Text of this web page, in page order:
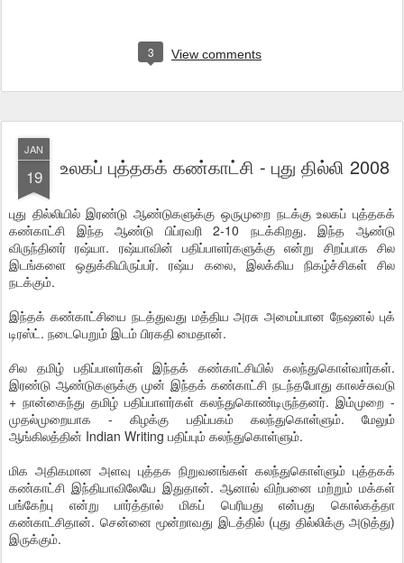
3 View comments
JAN
19 உலகப் புத்தகக் கண்காட்சி - புது தில்லி 2008
புது தில்லியில் இரண்டு ஆண்டுகளுக்கு ஒருமுறை நடக்கு உலகப் புத்தகக்
கண்காட்சி இந்த ஆண்டு பிப்ரவரி 2-10 நடக்கிறது. இந்த ஆண்டு
விருந்தினர் ரஷ்யா. ரஷ்யாவின் பதிப்பாளர்களுக்கு என்று சிறப்பாக சில
இடங்களை ஒதுக்கியிருப்பர். ரஷ்ய கலை, இலக்கிய நிகழ்ச்சிகள் சில
நடக்கும்.
இந்தக் கண்காட்சியை நடத்துவது மத்திய அரசு அமைப்பான நேஷனல் புக்
டிரஸ்ட். நடைபெறும் இடம் பிரகதி மைதான்.
சில தமிழ் பதிப்பாளர்கள் இந்தக் கண்காட்சியில் கலந்துகொள்வார்கள்.
இரண்டு ஆண்டுகளுக்கு முன் இந்தக் கண்காட்சி நடந்தபோது காலச்சுவடு
+ நான்கைந்து தமிழ் பதிப்பாளர்கள் கலந்துகொண்டிருந்தனர். இம்முறை -
முதல்முறையாக - கிழக்கு பதிப்பகம் கலந்துகொள்ளும். மேலும்
ஆங்கிலத்தின் Indian Writing பதிப்பும் கலந்துகொள்ளும்.
மிக அதிகமான அளவு புத்தக நிறுவனங்கள் கலந்துகொள்ளும் புத்தகக்
கண்காட்சி இந்தியாவிலேயே இதுதான். ஆனால் விற்பனை மற்றும் மக்கள்
பங்கேற்பு என்று பார்த்தால் மிகப் பெரியது என்பது கொல்கத்தா
கண்காட்சிதான். சென்னை மூன்றாவது இடத்தில் (புது தில்லிக்கு அடுத்து)
இருக்கும்.